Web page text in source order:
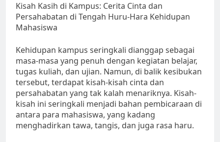
Kisah Kasih di Kampus: Cerita Cinta dan
Persahabatan di Tengah Huru-Hara Kehidupan
Mahasiswa
Kehidupan kampus seringkali dianggap sebagai
masa-masa yang penuh dengan kegiatan belajar,
tugas kuliah, dan ujian. Namun, di balik kesibukan
tersebut, terdapat kisah-kisah cinta dan
persahabatan yang tak kalah menariknya. Kisah-
kisah ini seringkali menjadi bahan pembicaraan di
antara para mahasiswa, yang kadang
menghadirkan tawa, tangis, dan juga rasa haru.